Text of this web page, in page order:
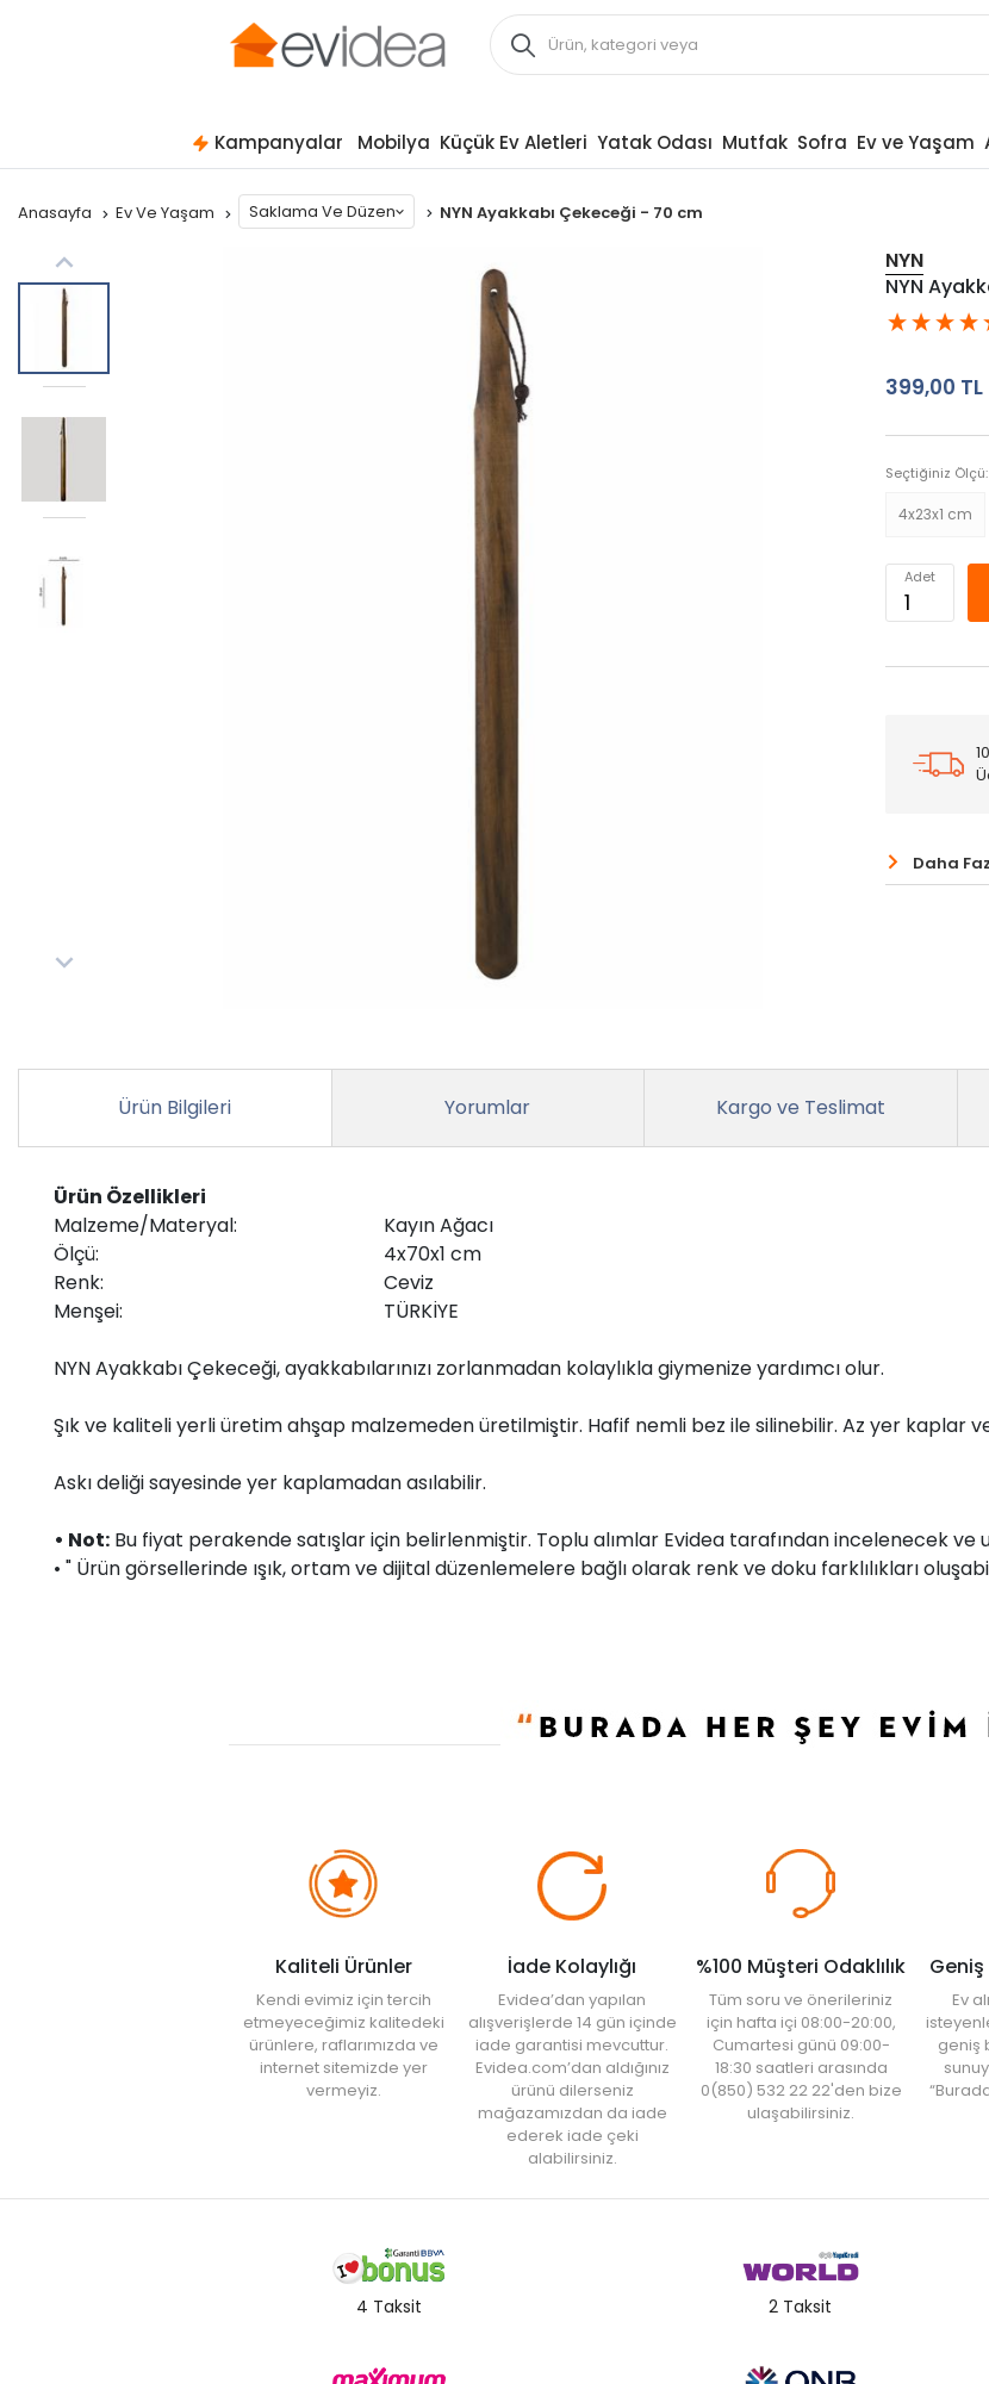
Kampanyalar Mobilya Küçük Ev Aletleri Yatak Odası Mutfak Sofra Ev ve Yaşam
Anasayfa Ev Ve Yaşam Saklama Ve Düzen NYN Ayakkabı Çekeceği - 70 cm
NYN
NYN
399,00 TL
Seçtiğiniz Ölçü:
4x23x1 cm
Adet
Daha
Ürün Bilgileri Yorumlar Kargo ve Teslimat
Ürün Özellikleri
Malzeme/Materyal:
Kayın Ağacı
Ölçü:
4x70x1 cm
Renk:
Ceviz
Menşei:
TÜRKİYE
NYN Ayakkabı Çekeceği, ayakkabılarınızı zorlanmadan kolaylıkla giymenize yardımcı olur.
Şık ve kaliteli yerli üretim ahşap malzemeden üretilmiştir. Hafif nemli bez ile silinebilir. Az yer kaplar
Askı deliği sayesinde yer kaplamadan asılabilir.
• Not: Bu fiyat perakende satışlar için belirlenmiştir. Toplu alımlar Evidea tarafından incelenecek
• " Ürün görsellerinde ışık, ortam ve dijital düzenlemelere bağlı olarak renk ve doku farklılıkları
Kaliteli Ürünler
Kendi evimiz için tercih
etmeyeceğimiz kalitedeki
ürünlere, raflarımızda ve
internet sitemizde yer
vermeyiz.
İade Kolaylığı
Evidea’dan yapılan
alışverişlerde 14 gün içinde
iade garantisi mevcuttur.
Evidea.com’dan aldığınız
ürünü dilerseniz
mağazamızdan da iade
ederek iade çeki
alabilirsiniz.
%100 Müşteri Odaklılık
Tüm soru ve önerileriniz
için hafta içi 08:00-20:00,
Cumartesi günü 09:00-
18:30 saatleri arasında
0(850) 532 22 22'den bize
ulaşabilirsiniz.
Ev
geniş
4 Taksit 2 Taksit